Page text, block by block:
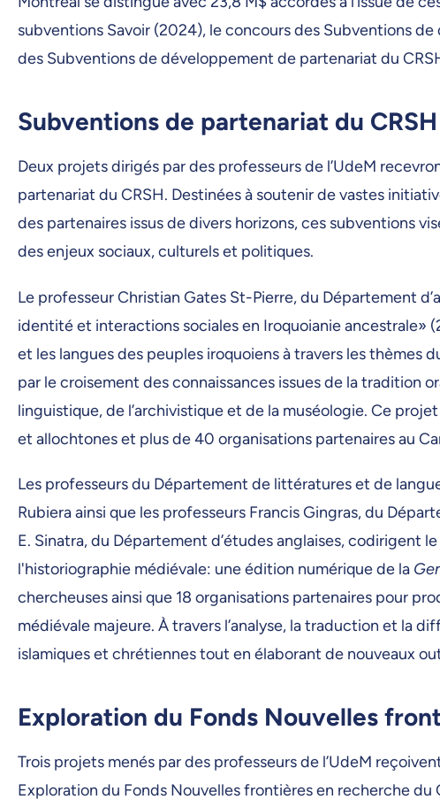
subventions Savoir (2024), le concours des Subventions
des Subventions de développement de partenariat du
Subventions de partenariat du CRSH
Deux projets dirigés par des professeurs de l’UdeM
partenariat du CRSH. Destinées à soutenir de vastes
des partenaires issus de divers horizons, ces subventions
des enjeux sociaux, culturels et politiques.
Le professeur Christian Gates St-Pierre, du Département
identité et interactions sociales en Iroquoianie ancestrale»
et les langues des peuples iroquoiens à travers les
par le croisement des connaissances issues de la tradition
linguistique, de l’archivistique et de la muséologie. Ce
et allochtones et plus de 40 organisations partenaires au
Les professeurs du Département de littératures et de
Rubiera ainsi que les professeurs Francis Gingras, du
E. Sinatra, du Département d’études anglaises, codirigent
l'historiographie médiévale: une édition numérique de la
chercheuses ainsi que 18 organisations partenaires pour
médiévale majeure. À travers l’analyse, la traduction et la
islamiques et chrétiennes tout en élaborant de nouveaux
Exploration du Fonds Nouvelles
Trois projets menés par des professeurs de l’UdeM
Exploration du Fonds Nouvelles frontières en recherche